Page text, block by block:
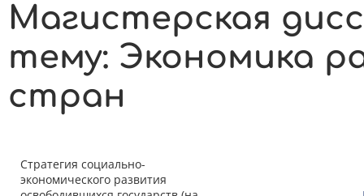
Магистерская
тему: Экономика
стран
Стратегия социально-
экономического развития